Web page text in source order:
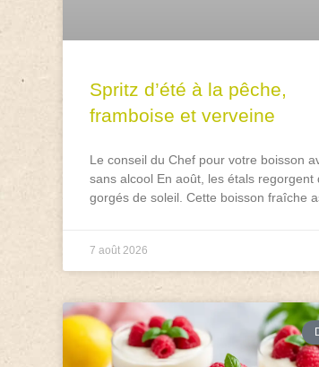
Spritz d’été à la pêche,
framboise et verveine
Le conseil du Chef pour votre boisson
sans alcool En août, les étals regorgent
gorgés de soleil. Cette boisson fraîche
7 août 2026